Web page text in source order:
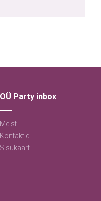
OÜ Party inbox
Meist
Kontaktid
Sisukaart